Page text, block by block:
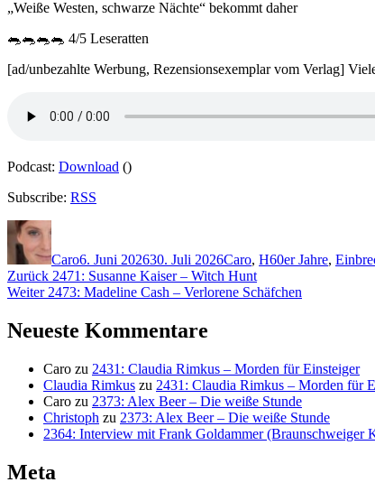
„Weiße Westen, schwarze Nächte“ bekommt daher
🐀🐀🐀🐀 4/5 Leseratten
[ad/unbezahlte Werbung, Rezensionsexemplar vom Verlag]
Podcast: Download ()
Subscribe: RSS
Autor
Caro6. Juni 202630. Juli 2026Caro, H60er Jahre,
Beitragsnavigation
Zurück Vorheriger
Beitrag:
2471: Susanne Kaiser – Witch Hunt
Weiter Nächster
2473: Madeline Cash – Verlorene Schäfchen
Neueste Kommentare
Caro zu 2431: Claudia Rimkus – Morden für Einsteiger
Claudia Rimkus zu 2431: Claudia Rimkus – Morden für
Caro zu 2373: Alex Beer – Die weiße Stunde
Christoph zu 2373: Alex Beer – Die weiße Stunde
2364: Interview mit Frank Goldammer (Braunschweiger
Meta